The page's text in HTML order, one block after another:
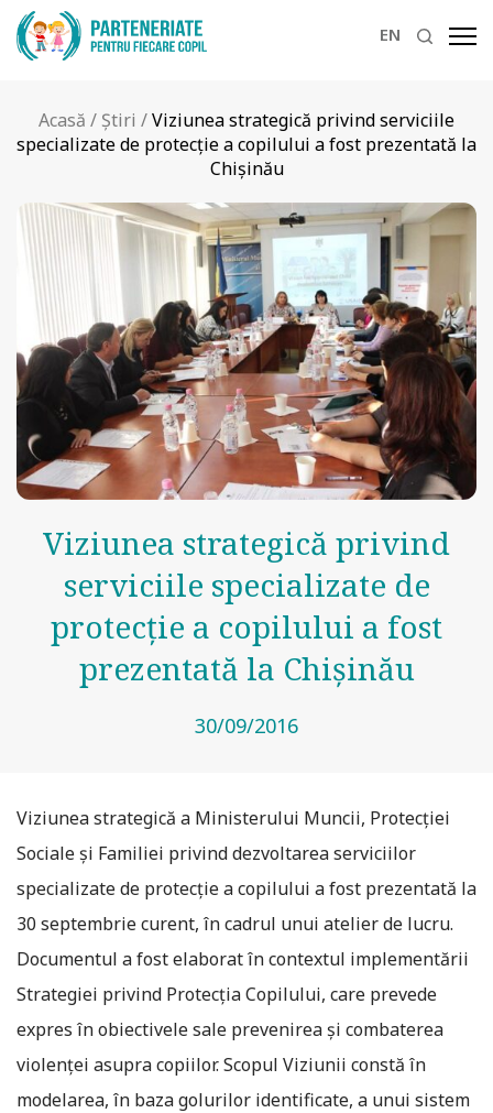
EN
Acasă / Știri /Viziunea strategică privind serviciile
specializate de protecție a copilului a fost prezentată la
Chișinău
Viziunea strategică privind
serviciile specializate de
protecție a copilului a fost
prezentată la Chișinău
30/09/2016
Viziunea strategică a Ministerului Muncii, Protecției
Sociale și Familiei privind dezvoltarea serviciilor
specializate de protecție a copilului a fost prezentată la
30 septembrie curent, în cadrul unui atelier de lucru.
Documentul a fost elaborat în contextul implementării
Strategiei privind Protecția Copilului, care prevede
expres în obiectivele sale prevenirea și combaterea
violenței asupra copiilor. Scopul Viziunii constă în
modelarea, în baza golurilor identificate, a unui sistem